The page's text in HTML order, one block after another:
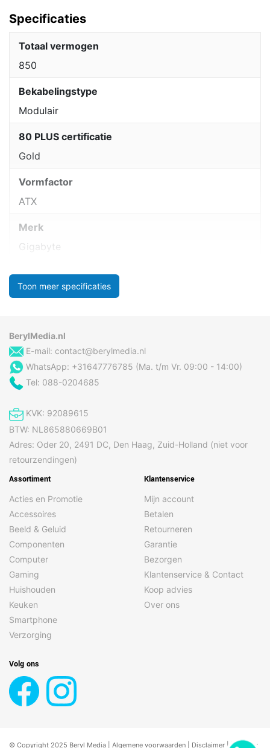
Specificaties
Totaal vermogen
850
Bekabelingstype
Modulair
80 PLUS certificatie
Gold
Vormfactor
ATX
Merk
Gigabyte
Toon meer specificaties
BerylMedia.nl
E-mail: contact@berylmedia.nl
WhatsApp: +31647776785 (Ma. t/m Vr. 09:00 - 14:00)
Tel: 088-0204685
KVK: 92089615
BTW: NL865880669B01
Adres: Oder 20, 2491 DC, Den Haag, Zuid-Holland (niet voor
retourzendingen)
Assortiment
Acties en Promotie
Accessoires
Beeld & Geluid
Componenten
Computer
Gaming
Huishouden
Keuken
Smartphone
Verzorging
Klantenservice
Mijn account
Betalen
Retourneren
Garantie
Bezorgen
Klantenservice & Contact
Koop advies
Over ons
Volg ons
© Copyright 2025 Beryl Media | Algemene voorwaarden Disclaimer | |Privacy